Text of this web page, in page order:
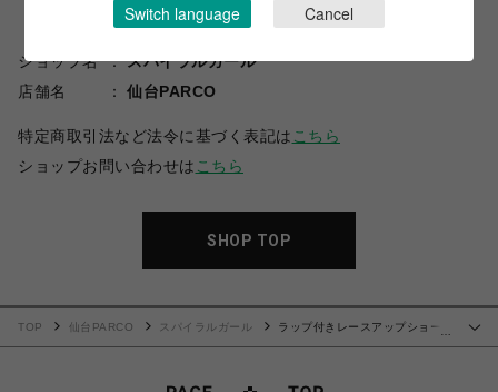
ショップ名
スパイラルガール
店舗名
仙台PARCO
特定商取引法など法令に基づく表記は こちら
ショップお問い合わせは こちら
SHOP TOP
TOP 仙台PARCO スパイラルガール
ラップ付きレースアップショート
Switch language Cancel